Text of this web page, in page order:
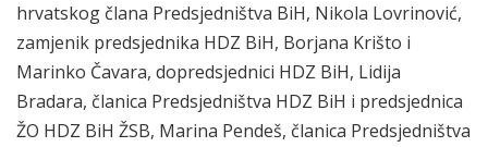
hrvatskog člana Predsjedništva BiH, Nikola Lovrinović,
zamjenik predsjednika HDZ BiH, Borjana Krišto i
Marinko Čavara, dopredsjednici HDZ BiH, Lidija
Bradara, članica Predsjedništva HDZ BiH i predsjednica
ŽO HDZ BiH ŽSB, Marina Pendeš, članica Predsjedništva